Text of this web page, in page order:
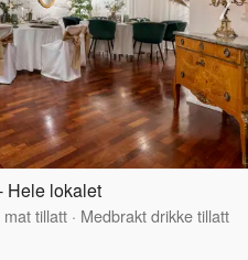
Hele lokalet
tillatt · Medbrakt drikke tillatt